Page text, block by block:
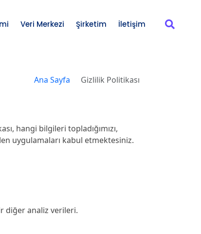
Veri Merkezi Şirketim İletişim
Ana Sayfa Gizlilik Politikası
hangi bilgileri topladığımızı,
uygulamaları kabul etmektesiniz.
diğer analiz verileri.